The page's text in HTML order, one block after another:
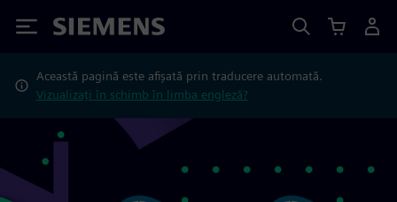
Siemens
Această pagină este afișată prin traducere automată.
Vizualizați în schimb în limba engleză?